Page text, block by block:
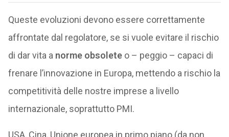
Queste evoluzioni devono essere correttamente
affrontate dal regolatore, se si vuole evitare il rischio
di dar vita a norme obsoleteo – peggio – capaci di
frenare l’innovazione in Europa, mettendo a rischio la
competitività delle nostre imprese a livello
internazionale, soprattutto PMI.
USA, Cina, Unione europea in primo piano (da non